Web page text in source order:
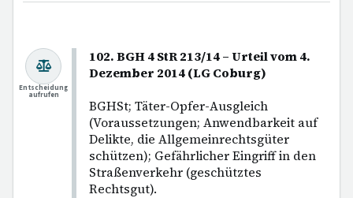
102. BGH 4 StR 213/14 – Urteil vom 4.
Dezember 2014 (LG Coburg)
BGHSt; Täter-Opfer-Ausgleich
(Voraussetzungen; Anwendbarkeit auf
Delikte, die Allgemeinrechtsgüter
schützen); Gefährlicher Eingriff in den
Straßenverkehr (geschütztes
Rechtsgut).
Entscheidung
aufrufen